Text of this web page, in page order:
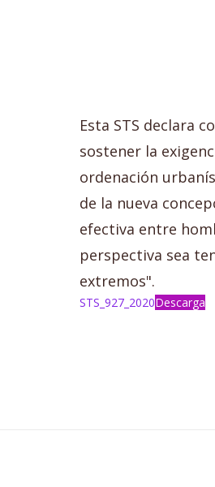
Esta STS declara
sostener la
ordenación
de la nueva
efectiva entre
perspectiva sea
extremos".
STS_927_2020Descarga